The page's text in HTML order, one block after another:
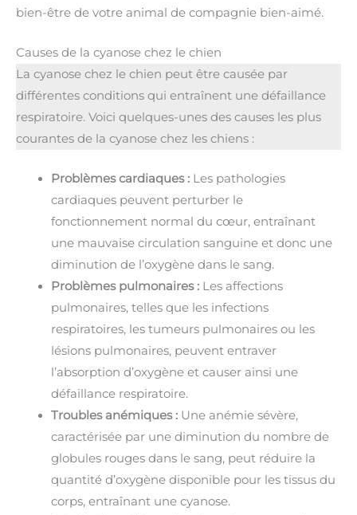
bien-être de votre animal de compagnie bien-aimé.
Causes de la cyanose chez le chien
La cyanose chez le chien peut être causée par
différentes conditions qui entraînent une défaillance
respiratoire. Voici quelques-unes des causes les plus
courantes de la cyanose chez les chiens :
Problèmes cardiaques :Les pathologies
cardiaques peuvent perturber le
fonctionnement normal du cœur, entraînant
une mauvaise circulation sanguine et donc une
diminution de l’oxygène dans le sang.
Problèmes pulmonaires :Les affections
pulmonaires, telles que les infections
respiratoires, les tumeurs pulmonaires ou les
lésions pulmonaires, peuvent entraver
l’absorption d’oxygène et causer ainsi une
défaillance respiratoire.
Troubles anémiques :Une anémie sévère,
caractérisée par une diminution du nombre de
globules rouges dans le sang, peut réduire la
quantité d’oxygène disponible pour les tissus du
corps, entraînant une cyanose.